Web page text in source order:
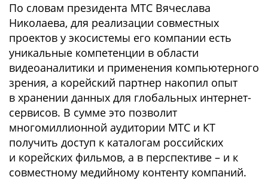
По словам президента МТС Вячеслава
Николаева, для реализации совместных
проектов у экосистемы его компании есть
уникальные компетенции в области
видеоаналитики и применения компьютерного
зрения, а корейский партнер накопил опыт
в хранении данных для глобальных интернет-
сервисов. В сумме это позволит
многомиллионной аудитории МТС и КТ
получить доступ к каталогам российских
и корейских фильмов, а в перспективе – и к
совместному медийному контенту компаний.